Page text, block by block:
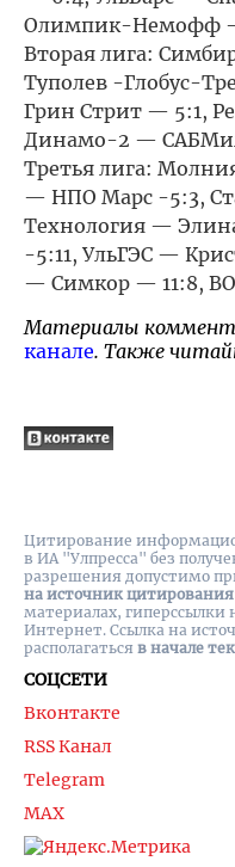
Олимпик-Немофф
Вторая лига:
Туполев -Глобус-
Грин Стрит — 5:1,
Динамо-2 —
Третья лига:
— НПО Марс -5:3,
Технология —
-5:11, УльГЭС —
— Симкор — 11:8,
Материалы
канале. Также
СОЦСЕТИ
Вконтакте
RSS Канал
Telegram
MAX
Цитирование
в ИА "Улпресса" без
разрешения допустимо
на источник цитирования
материалах, гиперссылки
Интернет. Ссылка на
располагаться в начале